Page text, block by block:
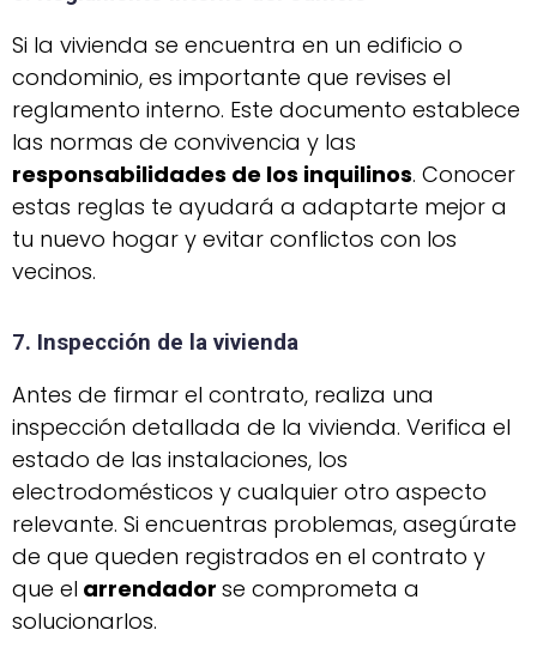
Si la vivienda se encuentra en un edificio o
condominio, es importante que revises el
reglamento interno. Este documento establece
las normas de convivencia y las
responsabilidades de los inquilinos. Conocer
estas reglas te ayudará a adaptarte mejor a
tu nuevo hogar y evitar conflictos con los
vecinos.
7. Inspección de la vivienda
Antes de firmar el contrato, realiza una
inspección detallada de la vivienda. Verifica el
estado de las instalaciones, los
electrodomésticos y cualquier otro aspecto
relevante. Si encuentras problemas, asegúrate
de que queden registrados en el contrato y
que el arrendador se comprometa a
solucionarlos.